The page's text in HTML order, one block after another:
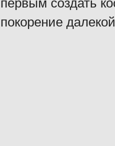
первым создать
покорение